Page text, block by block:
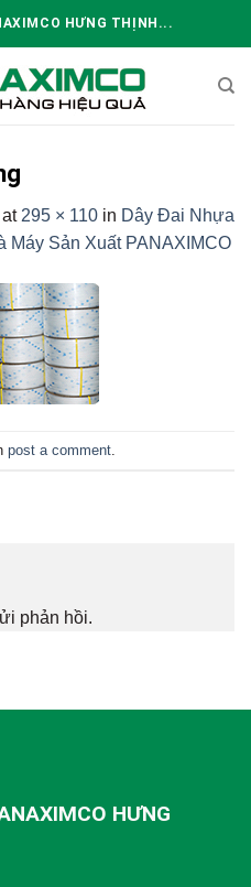
HƯNG THỊNH...
at 295 × 110 in Dây Đai Nhựa
Máy Sản Xuất PANAXIMCO
post a comment
phản hồi.
HƯNG